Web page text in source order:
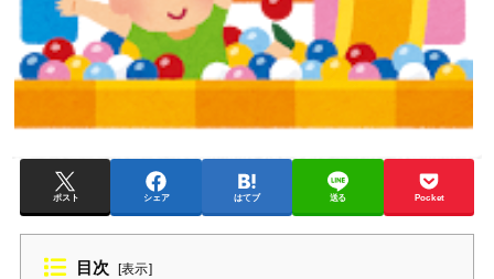
ポスト シェア はてブ 送る Pocket
目次 [表示]